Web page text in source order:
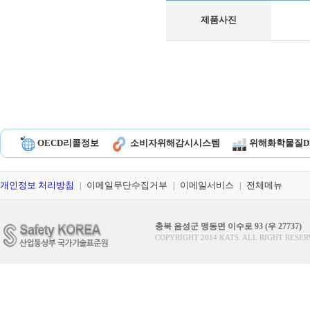
제품사진
OECD리콜정보 소비자위해감시시스템 위해화학물질
개인정보 처리방침 이메일무단수집거부 이메일서비스 전체메뉴
충북 음성군 맹동면 이수로 93 (우 27737)
COPYRIGHT 2014 KATS. ALL RIGHT